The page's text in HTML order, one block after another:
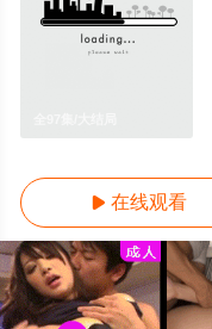
 在线观看